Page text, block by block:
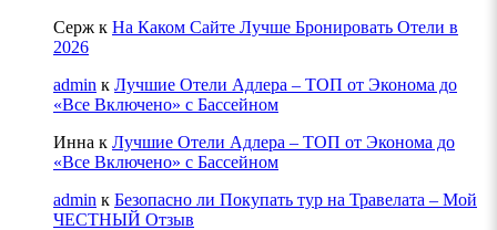
Серж к На Каком Сайте Лучше Бронировать Отели в
2026
admin к Лучшие Отели Адлера – ТОП от Эконома до
«Все Включено» с Бассейном
Инна к Лучшие Отели Адлера – ТОП от Эконома до
«Все Включено» с Бассейном
admin к Безопасно ли Покупать тур на Травелата – Мой
ЧЕСТНЫЙ Отзыв